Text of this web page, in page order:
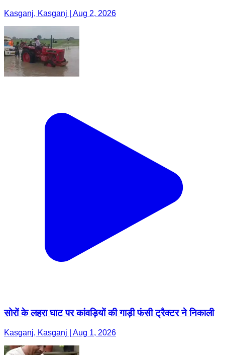
Kasganj, Kasganj | Aug 2, 2026
सोरों के लहरा घाट पर कांवड़ियों की गाड़ी फंसी ट्रैक्टर ने निकाली
Kasganj, Kasganj | Aug 1, 2026